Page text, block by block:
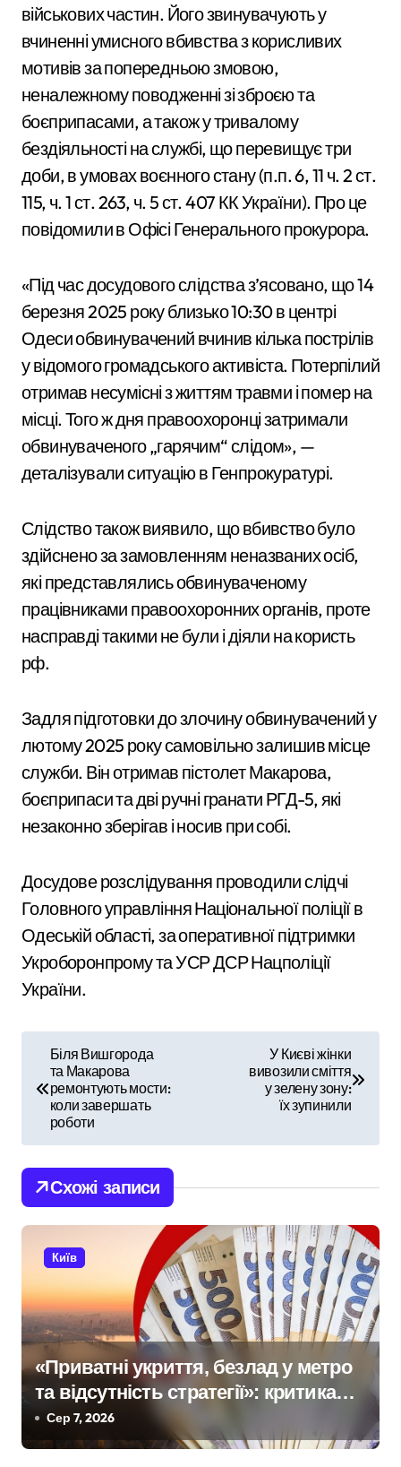
військових частин. Його звинувачують у
вчиненні умисного вбивства з корисливих
мотивів за попередньою змовою,
неналежному поводженні зі зброєю та
боєприпасами, а також у тривалому
бездіяльності на службі, що перевищує три
доби, в умовах воєнного стану (п.п. 6, 11 ч. 2 ст.
115, ч. 1 ст. 263, ч. 5 ст. 407 КК України). Про це
повідомили в Офісі Генерального прокурора.
«Під час досудового слідства з’ясовано, що 14
березня 2025 року близько 10:30 в центрі
Одеси обвинувачений вчинив кілька пострілів
у відомого громадського активіста. Потерпілий
отримав несумісні з життям травми і помер на
місці. Того ж дня правоохоронці затримали
обвинуваченого „гарячим“ слідом», —
деталізували ситуацію в Генпрокуратурі.
Слідство також виявило, що вбивство було
здійснено за замовленням неназваних осіб,
які представлялись обвинуваченому
працівниками правоохоронних органів, проте
насправді такими не були і діяли на користь
рф.
Задля підготовки до злочину обвинувачений у
лютому 2025 року самовільно залишив місце
служби. Він отримав пістолет Макарова,
боєприпаси та дві ручні гранати РГД-5, які
незаконно зберігав і носив при собі.
Досудове розслідування проводили слідчі
Головного управління Національної поліції в
Одеській області, за оперативної підтримки
Укроборонпрому та УСР ДСР Нацполіції
України.
і
г
а
і
я
з
а
п
Біля Вишгорода
та Макарова
ремонтують мости:
коли завершать
роботи
У Києві жінки
вивозили сміття
у зелену зону:
їх зупинили
Схожі записи
Київ
«Приватні укриття, безлад у метро
та відсутність стратегії»: критика
політики безпеки Києва
Сер 7, 2026